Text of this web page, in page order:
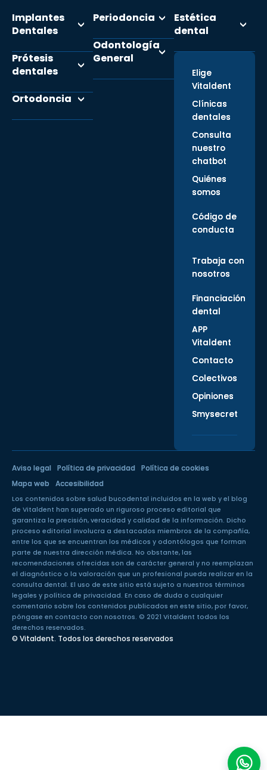
Implantes
Dentales
Prótesis
dentales
Ortodoncia
Periodoncia
Odontología
General
Estética
dental
Elige
Vitaldent
Clínicas
dentales
Consulta
nuestro
chatbot
Quiénes
somos
Código de
conducta
Trabaja con
nosotros
Financiación
dental
APP
Vitaldent
Contacto
Colectivos
Opiniones
Smysecret
Aviso legal Política de privacidad
Política de cookies
Mapa web
Accesibilidad
Los contenidos sobre salud bucodental incluidos en la web y el blog
de Vitaldent han superado un riguroso proceso editorial que
garantiza la precisión, veracidad y calidad de la información. Dicho
proceso editorial involucra a destacados miembros de la compañía,
entre los que se encuentran los médicos y odontólogos que forman
parte de nuestra dirección médica. No obstante, las
recomendaciones ofrecidas son de carácter general y no reemplazan
el diagnóstico o la valoración que un profesional pueda realizar en la
consulta dental. El uso de este sitio está sujeto a nuestros términos
legales y política de privacidad. En caso de duda o cualquier
comentario sobre los contenidos publicados en este sitio, por favor,
póngase en contacto con nosotros. © 2021 Vitaldent todos los
derechos reservados.
© Vitaldent. Todos los derechos reservados